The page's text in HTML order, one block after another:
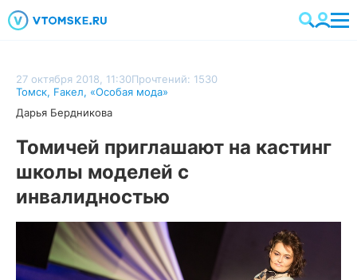
27 октября 2018, 11:30Прочтений: 1530
Томск, Faкел, «Особая мода»
Дарья Бердникова
Томичей приглашают на кастинг
школы моделей с
инвалидностью